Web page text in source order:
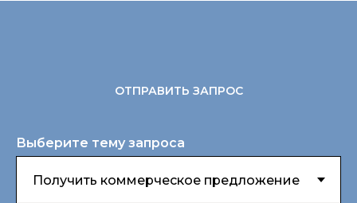
ОТПРАВИТЬ ЗАПРОС
Выберите тему запроса